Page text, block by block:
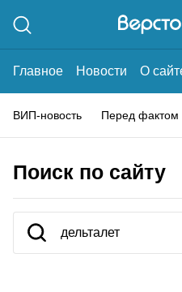
Главное Новости О
ВИП-новость Перед фактом
Поиск по сайту